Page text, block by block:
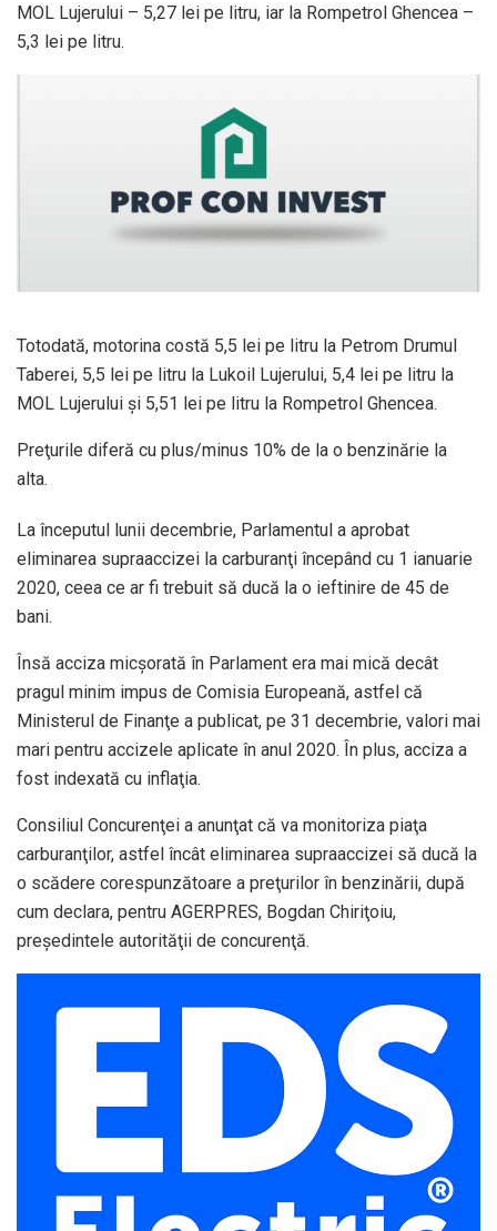
MOL Lujerului – 5,27 lei pe litru, iar la Rompetrol Ghencea –
5,3 lei pe litru.
Totodată, motorina costă 5,5 lei pe litru la Petrom Drumul
Taberei, 5,5 lei pe litru la Lukoil Lujerului, 5,4 lei pe litru la
MOL Lujerului şi 5,51 lei pe litru la Rompetrol Ghencea.
Preţurile diferă cu plus/minus 10% de la o benzinărie la
alta.
La începutul lunii decembrie, Parlamentul a aprobat
eliminarea supraaccizei la carburanţi începând cu 1 ianuarie
2020, ceea ce ar fi trebuit să ducă la o ieftinire de 45 de
bani.
Însă acciza micşorată în Parlament era mai mică decât
pragul minim impus de Comisia Europeană, astfel că
Ministerul de Finanţe a publicat, pe 31 decembrie, valori mai
mari pentru accizele aplicate în anul 2020. În plus, acciza a
fost indexată cu inflaţia.
Consiliul Concurenţei a anunţat că va monitoriza piaţa
carburanţilor, astfel încât eliminarea supraaccizei să ducă la
o scădere corespunzătoare a preţurilor în benzinării, după
cum declara, pentru AGERPRES, Bogdan Chiriţoiu,
preşedintele autorităţii de concurenţă.